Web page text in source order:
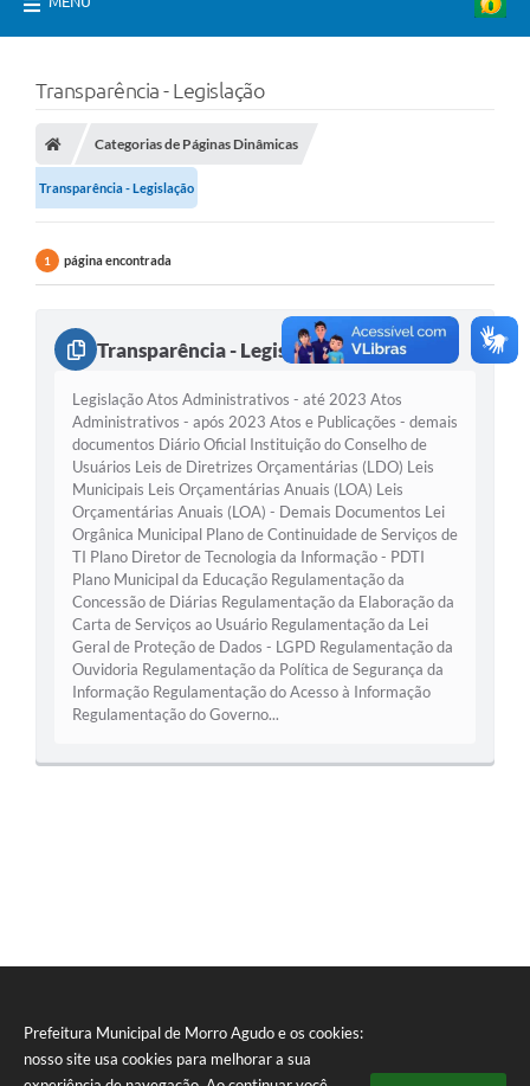
Prefeitura Municipal de Morro Agudo e os cookies:
nosso site usa cookies para melhorar a sua
Transparência - Legislação
Categorias de Páginas Dinâmicas
Transparência - Legislação
1 página encontrada
Transparência - Legislação
Legislação Atos Administrativos - até 2023 Atos
Administrativos - após 2023 Atos e Publicações - demais
documentos Diário Oficial Instituição do Conselho de
Usuários Leis de Diretrizes Orçamentárias (LDO) Leis
Municipais Leis Orçamentárias Anuais (LOA) Leis
Orçamentárias Anuais (LOA) - Demais Documentos Lei
Orgânica Municipal Plano de Continuidade de Serviços de
TI Plano Diretor de Tecnologia da Informação - PDTI
Plano Municipal da Educação Regulamentação da
Concessão de Diárias Regulamentação da Elaboração da
Carta de Serviços ao Usuário Regulamentação da Lei
Geral de Proteção de Dados - LGPD Regulamentação da
Ouvidoria Regulamentação da Política de Segurança da
Informação Regulamentação do Acesso à Informação
Regulamentação do Governo...